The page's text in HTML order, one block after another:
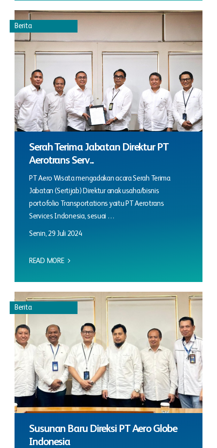
Berita
Serah Terima Jabatan Direktur PT
Aerotrans Serv...
PT Aero Wisata mengadakan acara Serah Terima
Jabatan (Sertijab) Direktur anak usaha/bisnis
portofolio Transportations yaitu PT Aerotrans
Services Indonesia, sesuai …
Senin, 29 Juli 2024
READ MORE
Berita
Susunan Baru Direksi PT Aero Globe
Indonesia